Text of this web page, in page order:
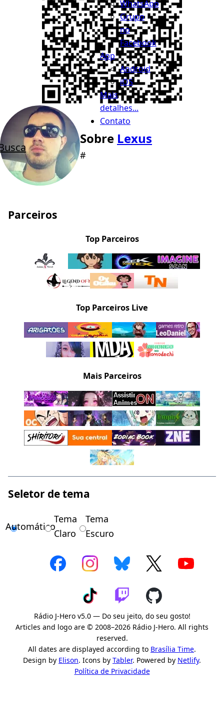
WhatsApp
Grupo
no
Facebook
App
Android
iOS
Mais
detalhes...
Contato
Sobre Lexus
#
Parceiros
Top Parceiros
Top Parceiros Live
Mais Parceiros
Seletor de tema
Automático
Tema
Claro
Tema
Escuro
Rádio J-Hero v5.0 — Do seu jeito, do seu gosto!
Articles and logo are © 2008–2026 Rádio J-Hero. All rights
reserved.
All dates are displayed according to Brasília Time.
Design by Elison. Icons by Tabler. Powered by Netlify.
Política de Privacidade